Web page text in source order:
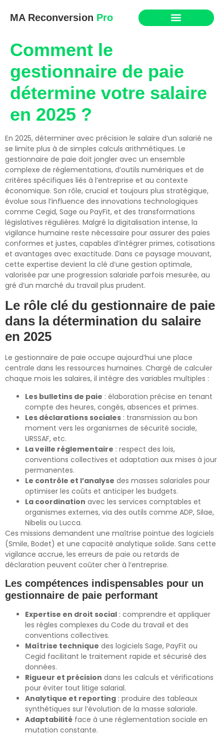
MA Reconversion Pro
Comment le
gestionnaire de paie
détermine votre salaire
en 2025 ?
En 2025, déterminer avec précision le salaire d’un salarié ne
se limite plus à de simples calculs arithmétiques. Le
gestionnaire de paie doit jongler avec un ensemble
complexe de réglementations, d’outils numériques et de
critères spécifiques liés à l’entreprise et au contexte
économique. Son rôle, crucial et toujours plus stratégique,
évolue sous l’influence des innovations technologiques
comme Cegid, Sage ou PayFit, et des transformations
législatives régulières. Malgré la digitalisation intense, la
vigilance humaine reste nécessaire pour assurer des paies
conformes et justes, capables d’intégrer primes, cotisations
et avantages avec exactitude. Dans ce paysage mouvant,
cette expertise devient la clé d’une gestion optimale,
valorisée par une progression salariale parfois mesurée, au
gré d’un marché du travail plus prudent.
Le rôle clé du gestionnaire de paie
dans la détermination du salaire
en 2025
Le gestionnaire de paie occupe aujourd’hui une place
centrale dans les ressources humaines. Chargé de calculer
chaque mois les salaires, il intègre des variables multiples :
Les bulletins de paie : élaboration précise en tenant
compte des heures, congés, absences et primes.
Les déclarations sociales : transmission au bon
moment vers les organismes de sécurité sociale,
URSSAF, etc.
La veille réglementaire : respect des lois,
conventions collectives et adaptation aux mises à jour
permanentes.
Le contrôle et l’analyse des masses salariales pour
optimiser les coûts et anticiper les budgets.
La coordination avec les services comptables et
organismes externes, via des outils comme ADP, Silae,
Nibelis ou Lucca.
Ces missions demandent une maîtrise pointue des logiciels
(Smile, Bodet) et une capacité analytique solide. Sans cette
vigilance accrue, les erreurs de paie ou retards de
déclaration peuvent coûter cher à l’entreprise.
Les compétences indispensables pour un
gestionnaire de paie performant
Expertise en droit social : comprendre et appliquer
les règles complexes du Code du travail et des
conventions collectives.
Maîtrise technique des logiciels Sage, PayFit ou
Cegid facilitant le traitement rapide et sécurisé des
données.
Rigueur et précision dans les calculs et vérifications
pour éviter tout litige salarial.
Analytique et reporting : produire des tableaux
synthétiques sur l’évolution de la masse salariale.
Adaptabilité face à une réglementation sociale en
mutation constante.